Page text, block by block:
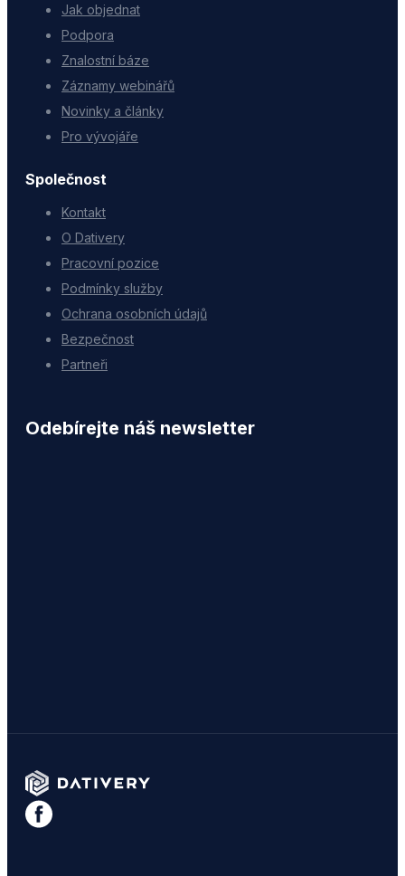
Jak objednat
Podpora
Znalostní báze
Záznamy webinářů
Novinky a články
Pro vývojáře
Společnost
Kontakt
O Dativery
Pracovní pozice
Podmínky služby
Ochrana osobních údajů
Bezpečnost
Partneři
Odebírejte náš newsletter